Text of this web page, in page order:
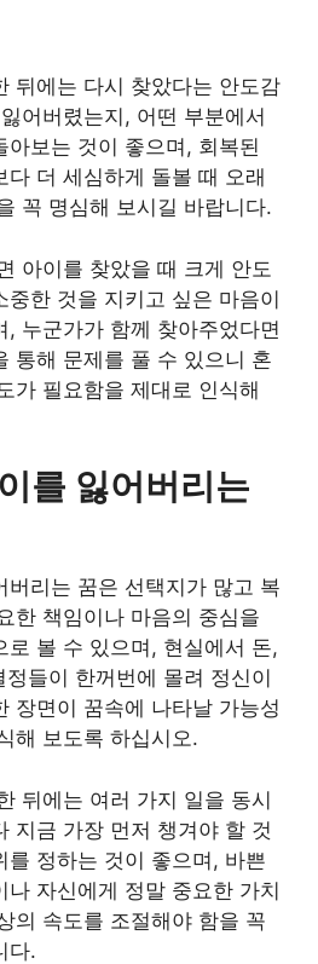
뒤에는 다시 찾았다는 안도감
어버렸는지, 어떤 부분에서
아보는 것이 좋으며, 회복된
다 더 세심하게 돌볼 때 오래
꼭 명심해 보시길 바랍니다.
아이를 찾았을 때 크게 안도
중한 것을 지키고 싶은 마음이
, 누군가가 함께 찾아주었다면
통해 문제를 풀 수 있으니 혼
가 필요함을 제대로 인식해
를 잃어버리는
버리는 꿈은 선택지가 많고 복
한 책임이나 마음의 중심을
로 볼 수 있으며, 현실에서 돈,
들이 한꺼번에 몰려 정신이
장면이 꿈속에 나타날 가능성
해 보도록 하십시오.
뒤에는 여러 가지 일을 동시
지금 가장 먼저 챙겨야 할 것
를 정하는 것이 좋으며, 바쁜
나 자신에게 정말 중요한 가치
의 속도를 조절해야 함을 꼭
다.